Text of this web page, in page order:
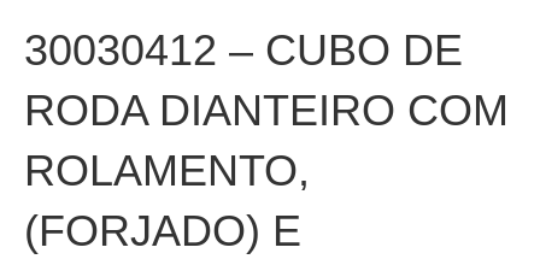
30030412 – CUBO DE
RODA DIANTEIRO COM
ROLAMENTO,
(FORJADO) E